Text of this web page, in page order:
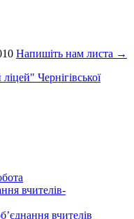
Напишіть нам листа →
Чернігівської
вчителів-
вчителів